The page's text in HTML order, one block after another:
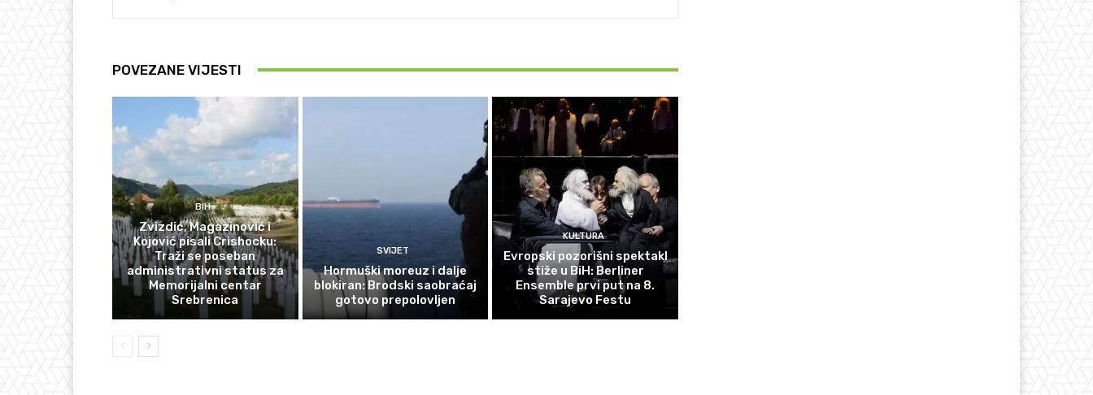
POVEZANE VIJESTI
BIH
Zvizdić, Magazinović i
Kojović pisali Crishocku:
Traži se poseban
administrativni status za
Memorijalni centar
Srebrenica
SVIJET
Hormuški moreuz i dalje
blokiran: Brodski saobraćaj
gotovo prepolovljen
KULTURA
Evropski pozorišni spektakl
stiže u BiH: Berliner
Ensemble prvi put na 8.
Sarajevo Festu